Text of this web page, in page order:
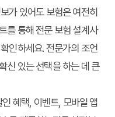
가 있어도 보험은 여전히
를 통해 전문 보험 설계사
인하세요. 전문가의 조언
신 있는 선택을 하는 데 큰
인 혜택, 이벤트, 모바일 앱